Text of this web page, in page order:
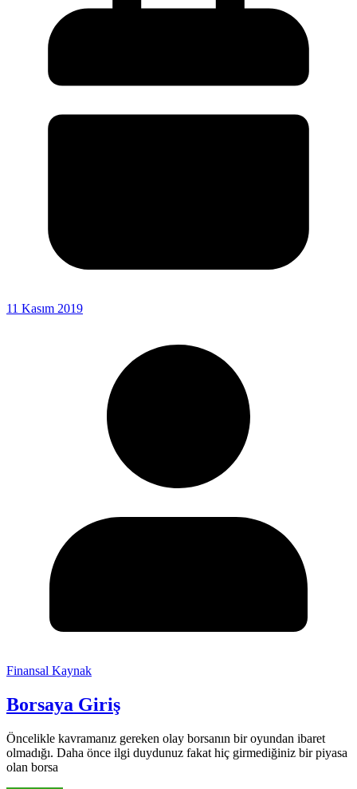
11 Kasım 2019
Finansal Kaynak
Borsaya Giriş
Öncelikle kavramanız gereken olay borsanın bir oyundan ibaret
olmadığı. Daha önce ilgi duydunuz fakat hiç girmediğiniz bir piyasa
olan borsa